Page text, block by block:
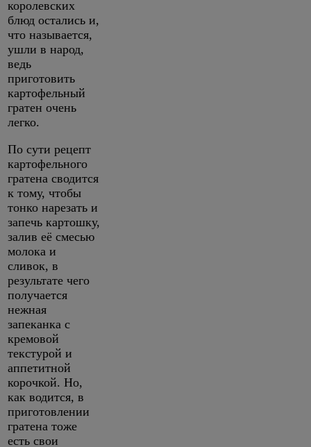
королевских
блюд остались и,
что называется,
ушли в народ,
ведь
приготовить
картофельный
гратен очень
легко.
По сути рецепт
картофельного
гратена сводится
к тому, чтобы
тонко нарезать и
запечь картошку,
залив её смесью
молока и
сливок, в
результате чего
получается
нежная
запеканка с
кремовой
текстурой и
аппетитной
корочкой. Но,
как водится, в
приготовлении
гратена тоже
есть свои